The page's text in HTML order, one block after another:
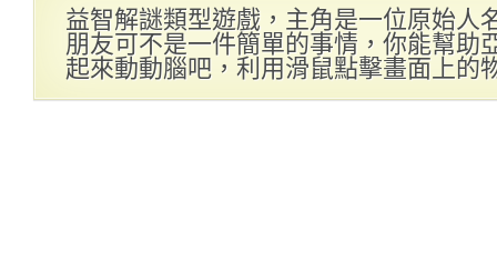
益智解謎類型遊戲，主角是一位原始人
朋友可不是一件簡單的事情，你能幫助
起來動動腦吧，利用滑鼠點擊畫面上的